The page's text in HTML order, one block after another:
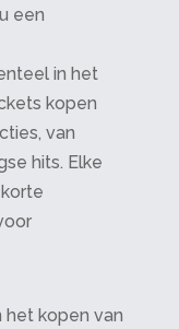
een
in het
kopen
van
hits. Elke
het kopen van